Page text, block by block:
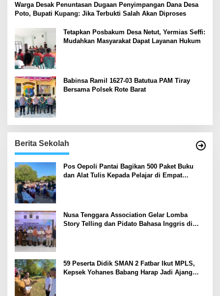
‎Warga Desak Penuntasan Dugaan Penyimpangan Dana Desa
Poto, Bupati Kupang: Jika Terbukti Salah Akan Diproses
Tetapkan Posbakum Desa Netut, Yermias Seffi:
Mudahkan Masyarakat Dapat Layanan Hukum
Babinsa Ramil 1627-03 Batutua PAM Tiray
Bersama Polsek Rote Barat
Berita Sekolah
Pos Oepoli Pantai Bagikan 500 Paket Buku
dan Alat Tulis Kepada Pelajar di Empat
Nusa Tenggara Association Gelar Lomba
Story Telling dan Pidato Bahasa Inggris di
59 Peserta Didik SMAN 2 Fatbar Ikut MPLS,
Kepsek Yohanes Babang Harap Jadi Ajang